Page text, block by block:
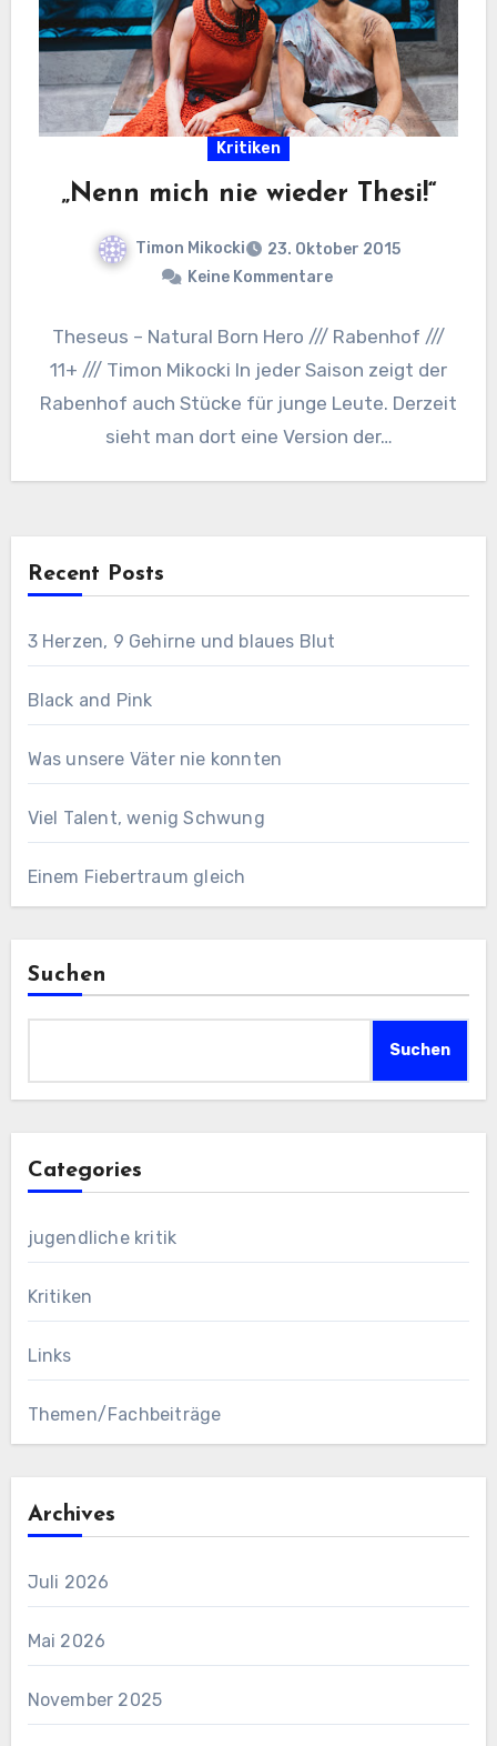
Kritiken
„Nenn mich nie wieder Thesi!“
Timon Mikocki
23. Oktober 2015
Keine Kommentare
Theseus – Natural Born Hero /// Rabenhof ///
11+ /// Timon Mikocki In jeder Saison zeigt der
Rabenhof auch Stücke für junge Leute. Derzeit
sieht man dort eine Version der…
Recent Posts
3 Herzen, 9 Gehirne und blaues Blut
Black and Pink
Was unsere Väter nie konnten
Viel Talent, wenig Schwung
Einem Fiebertraum gleich
Suchen
Suchen
Categories
jugendliche kritik
Kritiken
Links
Themen/Fachbeiträge
Archives
Juli 2026
Mai 2026
November 2025